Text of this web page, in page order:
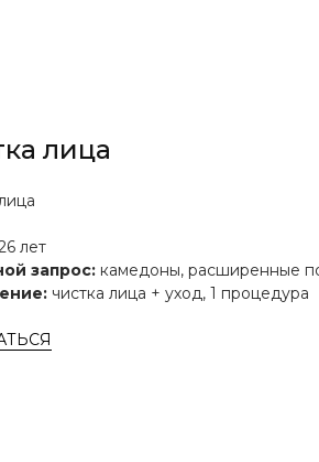
лица
лет
запрос: камедоны, расширенные
чистка лица + уход, 1 процедура